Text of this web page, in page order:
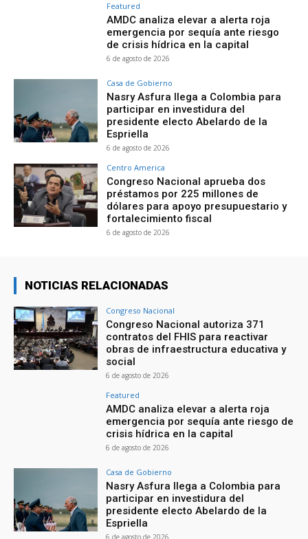
Featured
AMDC analiza elevar a alerta roja
emergencia por sequía ante riesgo
de crisis hídrica en la capital
6 de agosto de 2026
Casa de Gobierno
Nasry Asfura llega a Colombia para
participar en investidura del
presidente electo Abelardo de la
Espriella
6 de agosto de 2026
Centro America
Congreso Nacional aprueba dos
préstamos por 225 millones de
dólares para apoyo presupuestario y
fortalecimiento fiscal
6 de agosto de 2026
NOTICIAS RELACIONADAS
Congreso Nacional
Congreso Nacional autoriza 371
contratos del FHIS para reactivar
obras de infraestructura educativa y
social
6 de agosto de 2026
Featured
AMDC analiza elevar a alerta roja
emergencia por sequía ante riesgo de
crisis hídrica en la capital
6 de agosto de 2026
Casa de Gobierno
Nasry Asfura llega a Colombia para
participar en investidura del
presidente electo Abelardo de la
Espriella
6 de agosto de 2026